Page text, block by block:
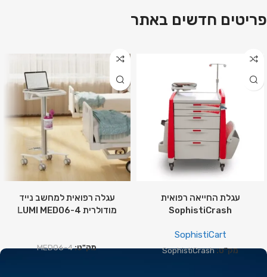
פריטים חדשים באתר
עגלת החייאה רפואית
SophistiCrash
SophistiCart
מק"ט:SophistiCrash
עגלה רפואית למחשב נייד
מודולרית LUMI MED06-4
מק"ט:MED06-4